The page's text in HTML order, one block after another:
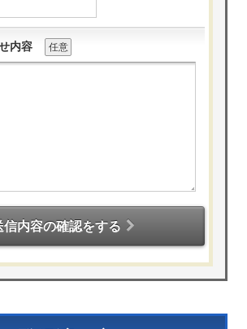
内容 任意
信内容の確認をする